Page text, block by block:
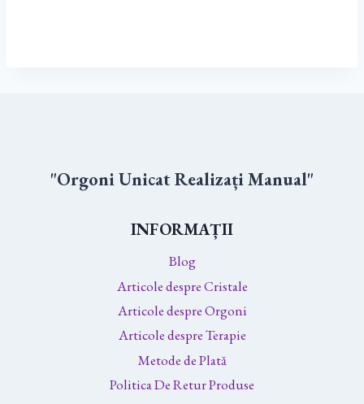
"Orgoni Unicat Realizați Manual"
INFORMAȚII
Blog
Articole despre Cristale
Articole despre Orgoni
Articole despre Terapie
Metode de Plată
Politica De Retur Produse